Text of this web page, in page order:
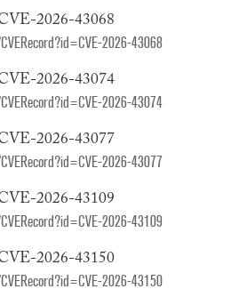
2026-43068
2026-43068
2026-43074
2026-43074
2026-43077
2026-43077
2026-43109
2026-43109
2026-43150
2026-43150